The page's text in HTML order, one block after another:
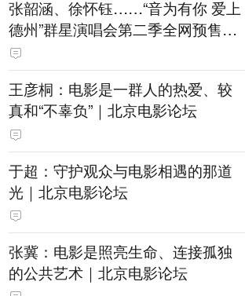
张韶涵、徐怀钰……“音为有你 爱上
德州”群星演唱会第二季全网预售开
票
王彦桐：电影是一群人的热爱、较
真和“不辜负”｜北京电影论坛
于超：守护观众与电影相遇的那道
光｜北京电影论坛
张冀：电影是照亮生命、连接孤独
的公共艺术｜北京电影论坛